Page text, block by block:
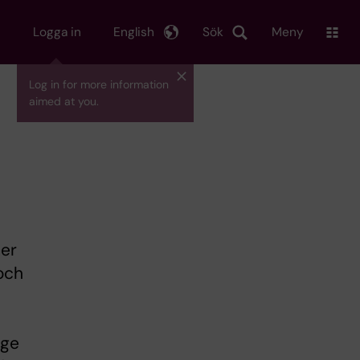
Logga in
Log in for more information
aimed at you.
Sök
English Meny